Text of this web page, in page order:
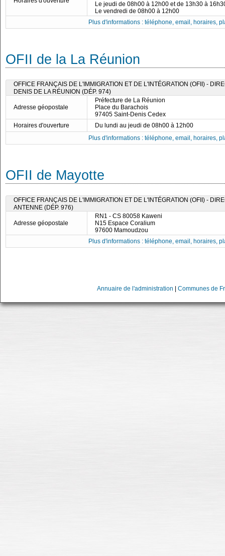
Le jeudi de 08h00 à 12h00 et de 13h30 à
Le vendredi de 08h00 à 12h00
Plus d'informations : téléphone, email, horaires,
OFII de la La Réunion
OFFICE FRANÇAIS DE L'IMMIGRATION ET DE L'INTÉGRATION (OFII) -
DENIS DE LA RÉUNION (DÉP. 974)
Adresse géopostale
Préfecture de La Réunion
Place du Barachois
97405 Saint-Denis Cedex
Horaires d'ouverture
Du lundi au jeudi de 08h00 à 12h00
Plus d'informations : téléphone, email, horaires,
OFII de Mayotte
OFFICE FRANÇAIS DE L'IMMIGRATION ET DE L'INTÉGRATION (OFII) -
ANTENNE (DÉP. 976)
Adresse géopostale
RN1 - CS 80058 Kaweni
N15 Espace Coralium
97600 Mamoudzou
Plus d'informations : téléphone, email, horaires,
Annuaire de l'administration Communes de